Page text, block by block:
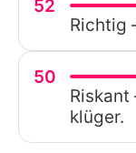
52
Richtig
50
Riskant
klüger.